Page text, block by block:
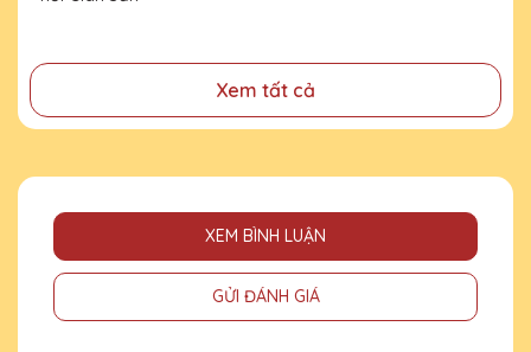
Xem tất cả
XEM BÌNH LUẬN
GỬI ĐÁNH GIÁ